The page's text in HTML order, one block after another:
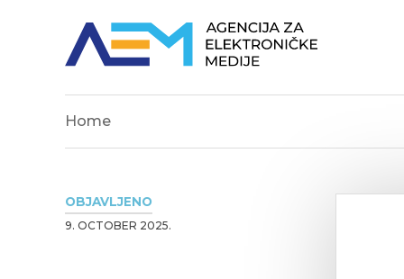
Home
OBJAVLJENO
9. OCTOBER 2025.